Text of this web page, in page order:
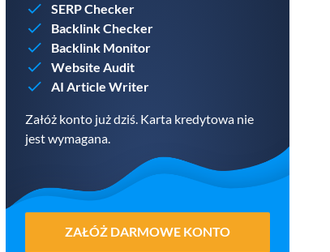
SERP Checker
Backlink Checker
Backlink Monitor
Website Audit
AI Article Writer
Załóż konto już dziś. Karta kredytowa nie
jest wymagana.
ZAŁÓŻ DARMOWE KONTO